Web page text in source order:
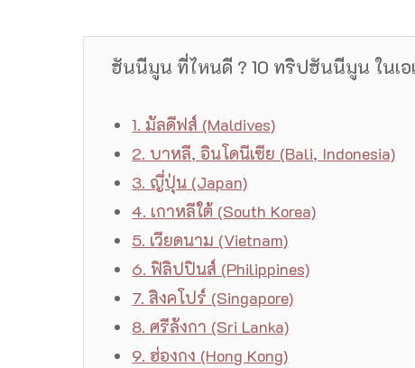
ฮันนีมูน ที่ไหนดี ? 10 ทริปฮันนีมูน ในเอ
1. มัลดีฟส์ (Maldives)
2. บาหลี, อินโดนีเซีย (Bali, Indonesia)
3. ญี่ปุ่น (Japan)
4. เกาหลีใต้ (South Korea)
5. เวียดนาม (Vietnam)
6. ฟิลิปปินส์ (Philippines)
7. สิงคโปร์ (Singapore)
8. ศรีลังกา (Sri Lanka)
9. ฮ่องกง (Hong Kong)